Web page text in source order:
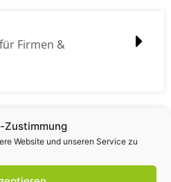
Zustimmung
Website und unseren Service zu
Firmen &
(z.B. Logos und Texte)